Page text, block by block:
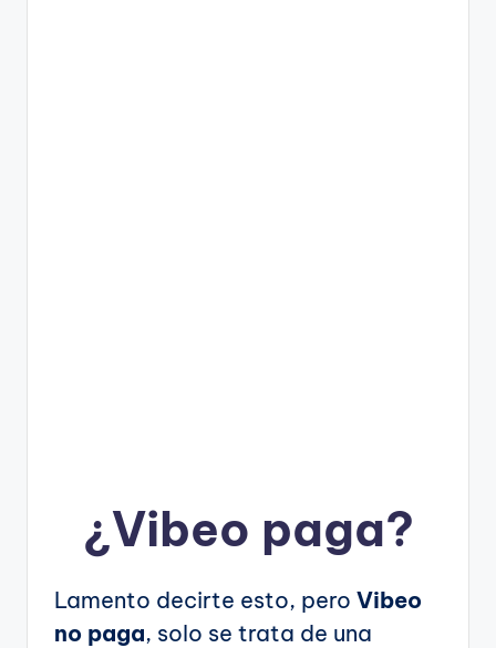
¿Vibeo paga?
Lamento decirte esto, pero Vibeo
no paga, solo se trata de una